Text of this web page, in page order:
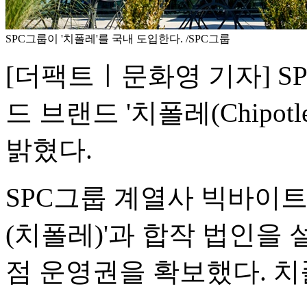
SPC그룹이 '치폴레'를 국내 도입한다. /SPC그룹
[더팩트ㅣ문화영 기자]
드 브랜드 '치폴레
밝혔다.
SPC그룹 계열사 빅바이
(치폴레)'과 합작 법인을
점 운영권을 확보했다.